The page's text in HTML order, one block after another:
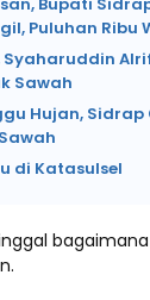
Bupati
Puluhan Ribu
Syaharuddin
Sawah
Hujan,
di Katasulsel